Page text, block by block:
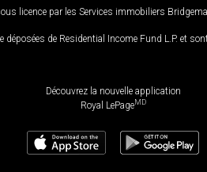
licence par les Services immobiliers
déposées de Residential Income Fund L.P. et
Découvrez la nouvelle application
Royal LePageMD